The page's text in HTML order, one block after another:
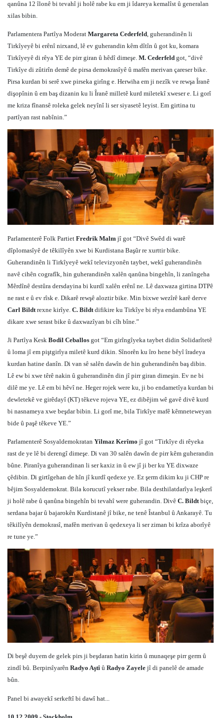
qanûna 12 îlonê bi tevahî ji holê rabe ku em ji îdareya kemalîst û generalan
xilas bibin.
Parlamentera Partîya Moderat Margareta Cederfeld, guherandinên li
Tirkîyeyê bi erênî nirxand, lê ev guherandin kêm dîtîn û got ku, komara
Tirkîyeyê di rêya YE de pirr giran û hêdî dimeşe. M. Cederfeld got, “divê
Tirkîye di zûtirîn demê de pirsa demokrasîyê û mafên merivan çareser bike.
Pirsa kurdan bi serê xwe pirseka girîng e. Herwiha em ji nezîk ve rewşa Îranê
dişopînin û em baş dizanin ku li Îranê milletê kurd miletekî xweser e. Li gorî
me kriza fînansê roleka gelek neyînî li ser siyasetê leyist. Em girtina tu
partîyan rast nabînin.”
Parlamenterê Folk Partiet Fredrik Malm jî got “Divê Swêd di warê
dîplomasîyê de têkilîyên xwe bi Kurdistana Başûr re xurttir bike.
Guherandinên li Tirkîyeyê wekî televizyonên taybet, wekî guherandinên
navê cihên cografîk, hin guherandinên xalên qanûna bingehîn, li zanîngeha
Mêrdînê destûra dersdayina bi kurdî xalên erênî ne. Lê daxwaza girtina DTPê
ne rast e û ev rîsk e. Dikarê rewşê aloztir bike. Min bixwe wezîrê karê derve
Carl Bildt rexne kirîye. C. Bildt difikire ku Tirkîye bi rêya endambûna YE
dikare xwe serast bike û daxwazîyan bi cîh bîne.”
Ji Partîya Kesk Bodil Ceballos got “Em girîngîyeka taybet didin Solidarîtetê
û loma jî em piştgirîya miletê kurd dikin. Sînorên ku îro hene bêyî îradeya
kurdan hatine danîn. Di van sê salên dawîn de hin guherandinên baş dibin.
Lê ew bi xwe têrê nakin û guherandinên din jî pirr giran dimeşin. Ev ne bi
dilê me ye. Lê em bi hêvî ne. Heger rojek were ku, ji bo endametîya kurdan bi
dewletekê ve girêdayî (KT) têkeve rojeva YE, ez dibêjim wê gavê divê kurd
bi nasnameya xwe beşdar bibin. Li gorî me, bila Tirkîye mafê kêmneteweyan
bide û paşê têkeve YE.”
Parlamenterê Sosyaldemokratan Yilmaz Kerîmo jî got “Tirkîye di rêyeka
rast de ye lê bi derengî dimeşe. Di van 30 salên dawîn de pirr kêm guherandin
bûne. Piranîya guherandinan li ser kaxiz in û ew jî ji ber ku YE dixwaze
çêdibin. Di girtîgehan de hîn jî kurdî qedexe ye. Ez şerm dikim ku ji CHP re
bêjim Sosyaldemokrat. Bila korucutî yekser rabe. Bila desthilatdarîya leşkerî
ji holê rabe û qanûna bingehîn bi tevahî were guherandin. Divê C. Bildtbiçe,
serdana bajar û bajarokên Kurdistanê jî bike, ne tenê Îstanbul û Ankarayê. Tu
têkilîyên demokrasî, mafên merivan û qedexeya li ser ziman bi krîza aborîyê
re tune ye.”
Di beşê duyem de gelek pirs ji beşdaran hatin kirin û munaqeşe pirr germ û
zindî bû. Berpirsîyarên Radyo Aştî û Radyo Zayele jî di panelê de amade
bûn.
Panel bi awayekî serkeftî bi dawî hat...